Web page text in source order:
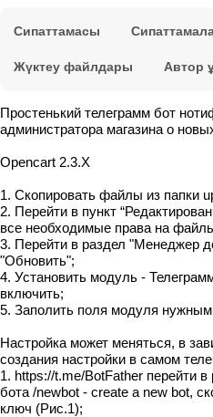
Сипаттамасы
Жүктеу файлдары Автор
Простенький телеграмм бот
администратора магазина о
Opencart 2.3.X
1. Скопировать файлы из папки
2. Перейти в пункт
все необходимые права на
3. Перейти в раздел "Менеджер
"Обновить";
4. Установить модуль -
включить;
5. Заполить поля модуля
Настройка может меняться, в
создания настройки в самом
1. https://t.me/BotFather перейти
бота /newbot - create a new bot,
ключ (Рис.1);